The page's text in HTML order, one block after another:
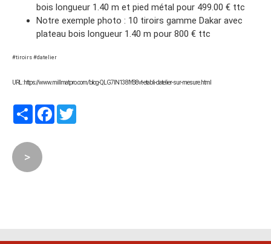
bois longueur 1.40 m et pied métal pour 499.00 € ttc
Notre exemple photo : 10 tiroirs gamme Dakar avec
plateau bois longueur 1.40 m pour 800 € ttc
#tiroirs #datelier
URL : https://www.millmatpro.com/blog-QLG7lN138lYB8vt-etabli-datelier-sur-mesure.html
PartagerFacebook
>